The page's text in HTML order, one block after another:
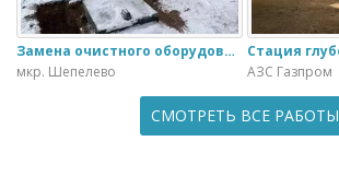
Замена очистного оборудования Дека - 3 на ЭкоГранд - 6
мкр. Шепелево
АЗС Газпром
СМОТРЕТЬ ВСЕ РАБОТЫ